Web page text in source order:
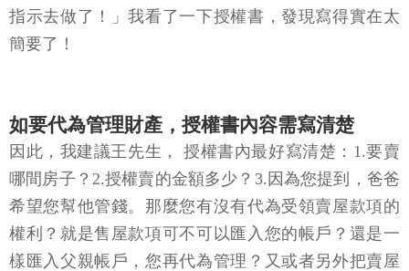
指示去做了！」我看了一下授權書，發現寫得實在太
簡要了！
如要代為管理財產，授權書內容需寫清楚
因此，我建議王先生， 授權書內最好寫清楚：1.要賣
哪間房子？2.授權賣的金額多少？3.因為您提到，爸爸
希望您幫他管錢。那麼您有沒有代為受領賣屋款項的
權利？就是售屋款項可不可以匯入您的帳戶？還是一
樣匯入父親帳戶，您再代為管理？又或者另外把賣屋